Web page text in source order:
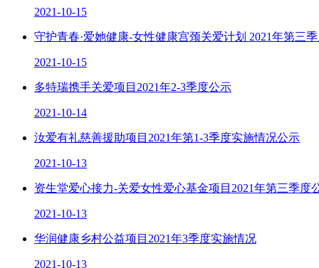
2021-10-15
守护青春·爱她健康-女性健康宫颈关爱计划 2021年第三
2021-10-15
多特瑞携手关爱项目2021年2-3季度公示
2021-10-14
汝爱有礼慈善援助项目2021年第1-3季度实施情况公示
2021-10-13
资生堂爱心接力-关爱女性爱心基金项目2021年第三季度
2021-10-13
华润健康乡村公益项目2021年3季度实施情况
2021-10-13